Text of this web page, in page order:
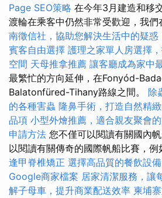
Page SEO策略 在今年3月建造和移
渡輪在乘客中仍然非常受歡迎，我們
南徵信社，協助您解決生活中的疑惑
賓客自由選擇 護理之家單人房選擇
空間 天母推拿推薦 讓客廳成為家中
最繁忙的方向延伸，在Fonyód-
Balatonfüred-Tihany路線之間。 除
的各種害蟲 隆鼻手術，打造自然精
品項 小型外燴推薦，適合親友聚會
申請方法 您不僅可以閱讀有關國內
以閱讀有關傳奇的國際帆船比賽，例
逢甲脊椎矯正 選擇高品質的餐飲設
Google商家檔案 居家清潔服務，讓
解子母車，提升商業配送效率 柬埔